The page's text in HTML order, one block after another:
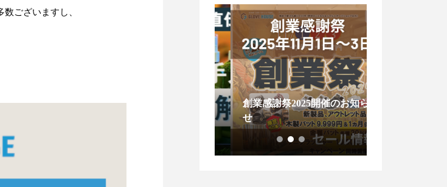
ございますし、
も心配し
創業感謝祭2025開催のお知ら
せ